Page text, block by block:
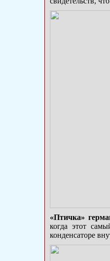
«Птичка»
когда этот
конденсаторе